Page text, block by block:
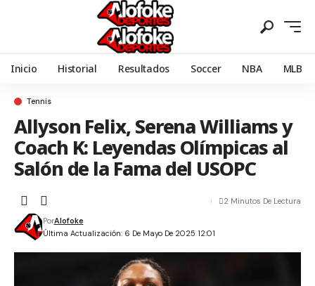
Inicio Historial Resultados Soccer NBA MLB
Tennis
Allyson Felix, Serena Williams y
Coach K: Leyendas Olímpicas al
Salón de la Fama del USOPC
Última Actualización: 6 De Mayo De 2025 12:01
PorAlofoke
2 Minutos De Lectura